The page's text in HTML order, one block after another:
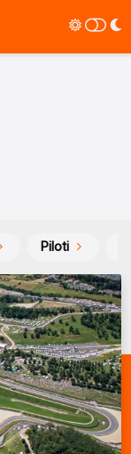
Piloti